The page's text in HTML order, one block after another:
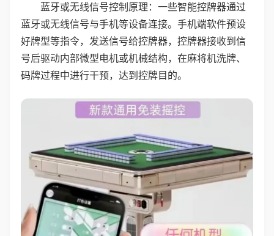
蓝牙或无线信号控制原理：一些智能控牌器通过
蓝牙或无线信号与手机等设备连接。手机端软件预设
好牌型等指令，发送信号给控牌器，控牌器接收到信
号后驱动内部微型电机或机械结构，在麻将机洗牌、
码牌过程中进行干预，达到控牌目的。